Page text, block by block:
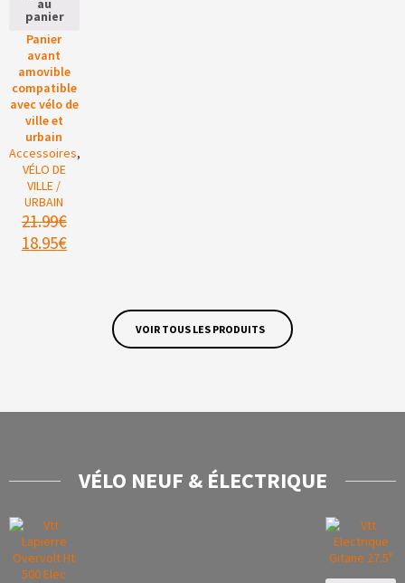
au
panier
Panier
avant
amovible
compatible
avec vélo de
ville et
urbain
Accessoires,
VÉLO DE
VILLE /
URBAIN
21.99€
18.95€
VOIR TOUS LES PRODUITS
VÉLO NEUF & ÉLECTRIQUE